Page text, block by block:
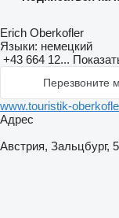
Erich Oberkofler
Языки: немецкий
+43 664 12...
Перезвоните
www.touristik-
Адрес
Австрия, Зальцбург,